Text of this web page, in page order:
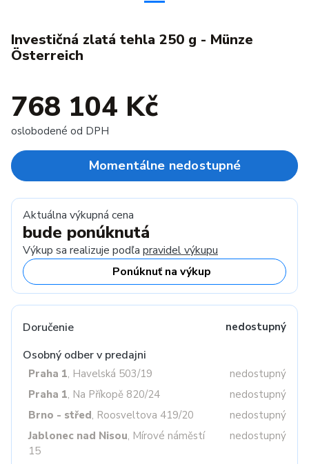
Investičná zlatá tehla 250 g - Münze
Österreich
768 104 Kč
oslobodené od DPH
Momentálne nedostupné
Aktuálna výkupná cena
bude ponúknutá
Výkup sa realizuje podľa pravidel výkupu
Ponúknuť na výkup
Doručenie nedostupný
Osobný odber v predajni
Praha 1, Havelská 503/19
nedostupný
Praha 1, Na Příkopě 820/24
nedostupný
Brno - střed, Roosveltova 419/20
nedostupný
Jablonec nad Nisou, Mírové náměstí
15
nedostupný